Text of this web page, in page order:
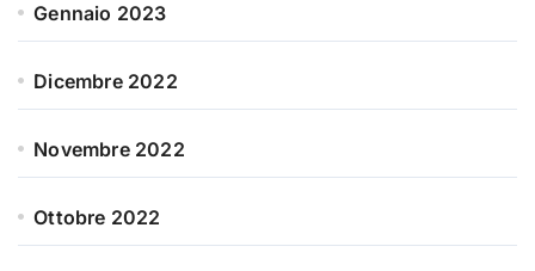
Gennaio 2023
Dicembre 2022
Novembre 2022
Ottobre 2022